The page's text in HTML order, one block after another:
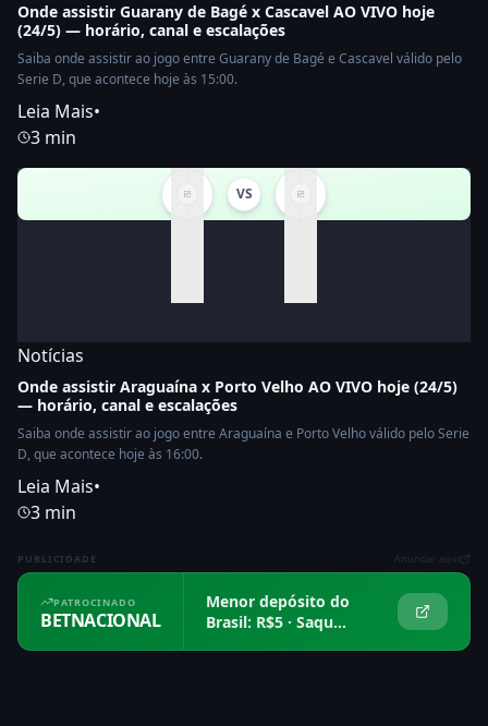
Onde assistir Guarany de Bagé x Cascavel AO VIVO hoje
(24/5) — horário, canal e escalações
Saiba onde assistir ao jogo entre Guarany de Bagé e Cascavel válido pelo
Serie D, que acontece hoje às 15:00.
Leia Mais•
3 min
VS
Notícias
Onde assistir Araguaína x Porto Velho AO VIVO hoje (24/5)
— horário, canal e escalações
Saiba onde assistir ao jogo entre Araguaína e Porto Velho válido pelo Serie
D, que acontece hoje às 16:00.
Leia Mais•
3 min
PUBLICIDADE Anunciar aqui
PATROCINADO
BETNACIONAL
Menor depósito do
Brasil: R$5 · Saque